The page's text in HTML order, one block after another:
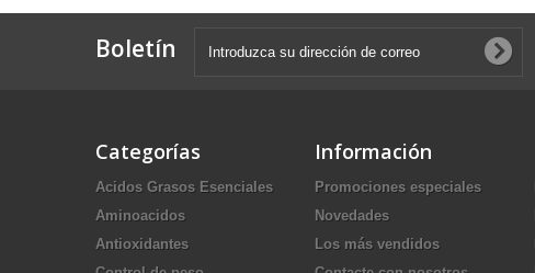
Boletín
Categorías
Acidos Grasos Esenciales
Aminoacidos
Antioxidantes
Información
Promociones especiales
Novedades
Los más vendidos